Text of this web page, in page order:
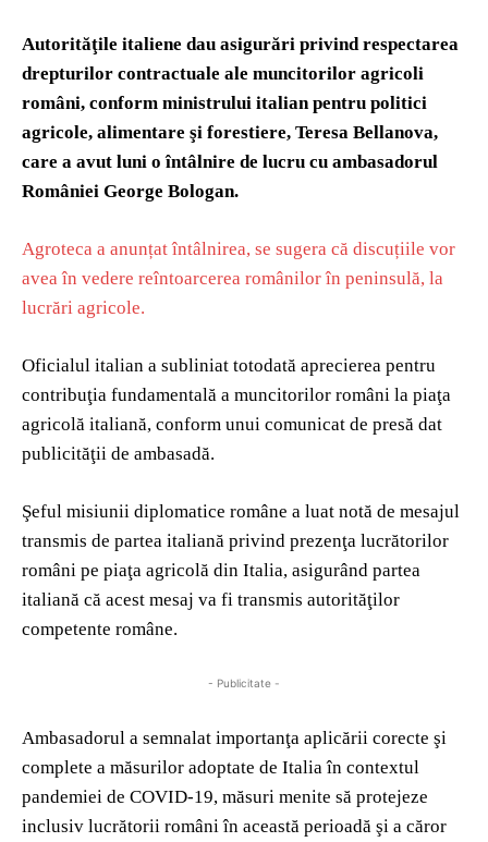
Autorităţile italiene dau asigurări privind respectarea
drepturilor contractuale ale muncitorilor agricoli
români, conform ministrului italian pentru politici
agricole, alimentare şi forestiere, Teresa Bellanova,
care a avut luni o întâlnire de lucru cu ambasadorul
României George Bologan.
Agroteca a anunțat întâlnirea, se sugera că discuțiile vor
avea în vedere reîntoarcerea românilor în peninsulă, la
lucrări agricole.
Oficialul italian a subliniat totodată aprecierea pentru
contribuţia fundamentală a muncitorilor români la piaţa
agricolă italiană, conform unui comunicat de presă dat
publicităţii de ambasadă.
Şeful misiunii diplomatice române a luat notă de mesajul
transmis de partea italiană privind prezenţa lucrătorilor
români pe piaţa agricolă din Italia, asigurând partea
italiană că acest mesaj va fi transmis autorităţilor
competente române.
- Publicitate -
Ambasadorul a semnalat importanţa aplicării corecte şi
complete a măsurilor adoptate de Italia în contextul
pandemiei de COVID-19, măsuri menite să protejeze
inclusiv lucrătorii români în această perioadă şi a căror